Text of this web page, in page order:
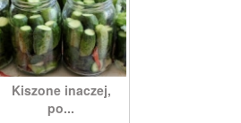
Kiszone inaczej,
po...